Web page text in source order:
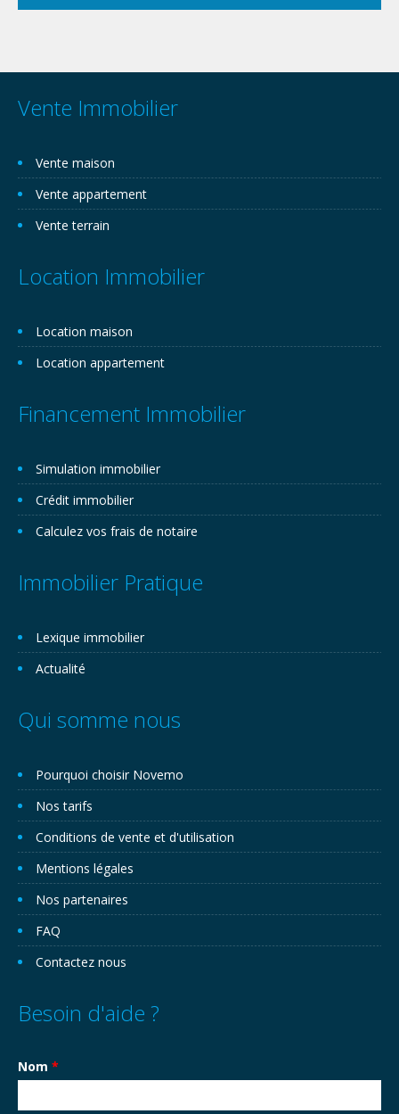
Vente Immobilier
Vente maison
Vente appartement
Vente terrain
Location Immobilier
Location maison
Location appartement
Financement Immobilier
Simulation immobilier
Crédit immobilier
Calculez vos frais de notaire
Immobilier Pratique
Lexique immobilier
Actualité
Qui somme nous
Pourquoi choisir Novemo
Nos tarifs
Conditions de vente et d'utilisation
Mentions légales
Nos partenaires
FAQ
Contactez nous
Besoin d'aide ?
Nom *